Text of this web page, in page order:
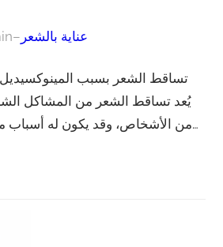
– عناية بالشعر
تساقط الشعر بسبب
يُعد تساقط الشعر من المشاكل
من الأشخاص، وقد يكون له أسباب مختلفة بما في ذلك ال…